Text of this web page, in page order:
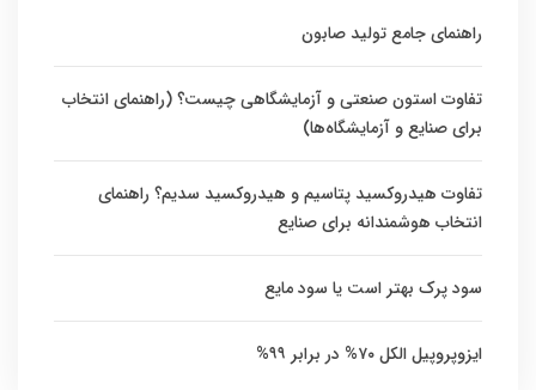
راهنمای جامع تولید صابون
تفاوت استون صنعتی و آزمایشگاهی چیست؟ (راهنمای انتخاب
برای صنایع و آزمایشگاه‌ها)
تفاوت هیدروکسید پتاسیم و هیدروکسید سدیم؟ راهنمای
انتخاب هوشمندانه برای صنایع
سود پرک بهتر است یا سود مایع
ایزوپروپیل الکل ۷۰% در برابر ۹۹%